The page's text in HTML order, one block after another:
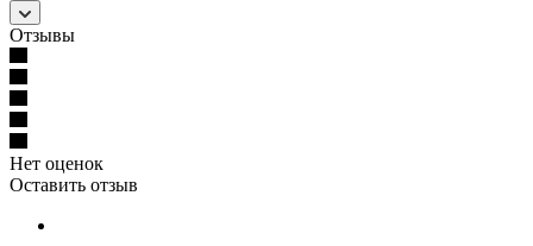
Отзывы
Нет оценок
Оставить отзыв